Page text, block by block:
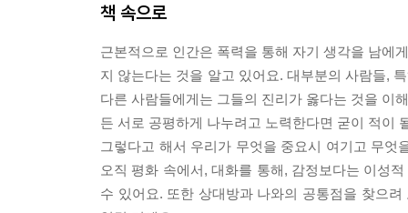
책 속으로
근본적으로 인간은 폭력을 통해 자기 생각을 남에
지 않는다는 것을 알고 있어요. 대부분의 사람들,
다른 사람들에게는 그들의 진리가 옳다는 것을 이
든 서로 공평하게 나누려고 노력한다면 굳이 적이
그렇다고 해서 우리가 무엇을 중요시 여기고 무
오직 평화 속에서, 대화를 통해, 감정보다는 이성
수 있어요. 또한 상대방과 나와의 공통점을 찾으